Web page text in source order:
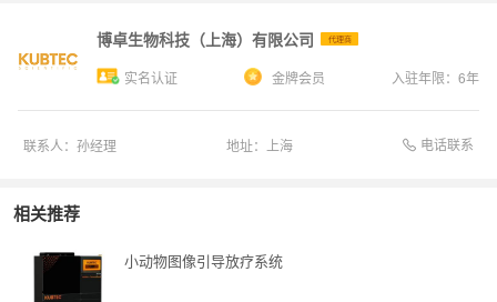
博卓生物科技（上海）有限公司 代理商
实名认证 金牌会员 入驻年限： 6年
联系人： 孙经理 地址： 上海 电话联系
相关推荐
小动物图像引导放疗系统